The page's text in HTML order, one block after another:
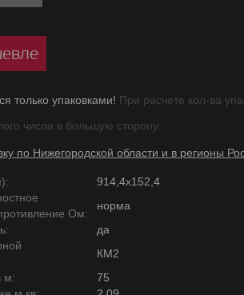
только упаковками! При расчете кол-ва
числа в большую сторону.
по Нижегородской области и в регионы
914,4х152,4
Ом:
норма
да
КМ2
м:
75